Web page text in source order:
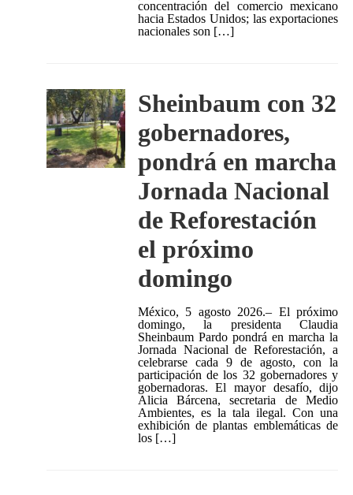
concentración del comercio mexicano
hacia Estados Unidos; las exportaciones
nacionales son […]
Sheinbaum con 32
gobernadores,
pondrá en marcha
Jornada Nacional
de Reforestación
el próximo
domingo
México, 5 agosto 2026.– El próximo
domingo, la presidenta Claudia
Sheinbaum Pardo pondrá en marcha la
Jornada Nacional de Reforestación, a
celebrarse cada 9 de agosto, con la
participación de los 32 gobernadores y
gobernadoras. El mayor desafío, dijo
Alicia Bárcena, secretaria de Medio
Ambientes, es la tala ilegal. Con una
exhibición de plantas emblemáticas de
los […]